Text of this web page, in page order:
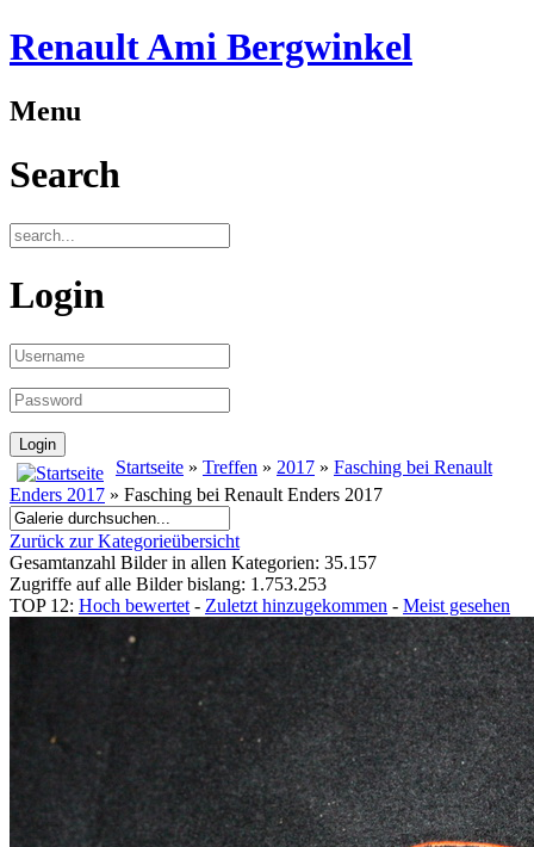
Renault Ami Bergwinkel
Menu
Search
Login
Startseite » Treffen » 2017 » Fasching bei Renault
Enders 2017 » Fasching bei Renault Enders 2017
Zurück zur Kategorieübersicht
Gesamtanzahl Bilder in allen Kategorien: 35.157
Zugriffe auf alle Bilder bislang: 1.753.253
TOP 12: Hoch bewertet - Zuletzt hinzugekommen - Meist gesehen